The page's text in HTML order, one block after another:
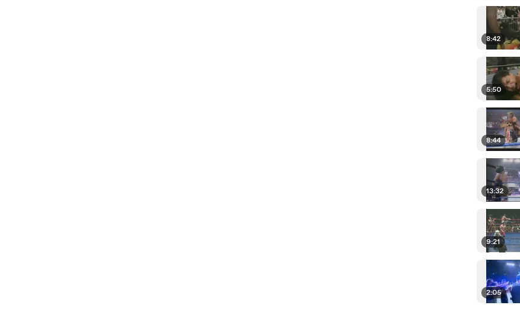
8:42
5:50
8:44
13:32
9:21
2:05